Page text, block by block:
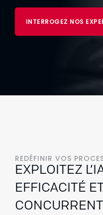
INTERROGEZ NOS
REDÉFINIR VOS
EXPLOITEZ
EFFICACITÉ